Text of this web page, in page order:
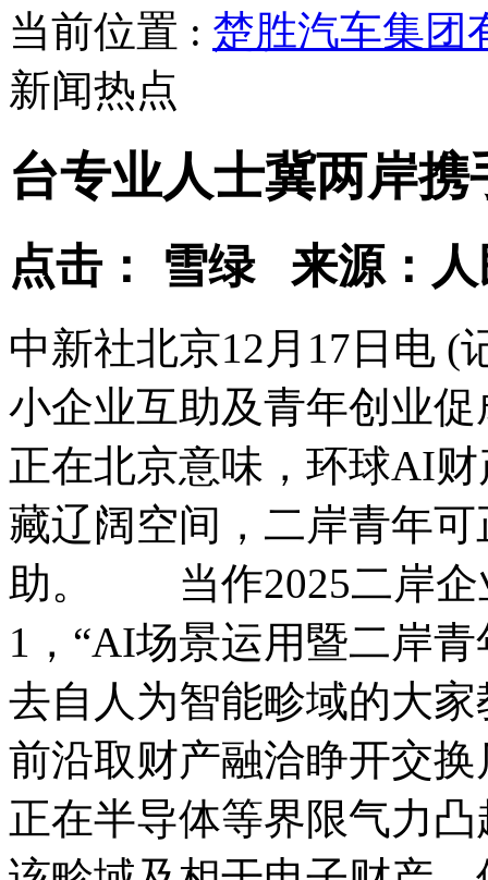
当前位置 : 楚胜汽车集团
新闻热点
台专业人士冀两岸
点击： 雪绿 来源：
中新社北京12月17日电 (
小企业互助及青年创业
正在北京意味，环球AI
藏辽阔空间，二岸青年
助。 当作2025二岸企
1，“AI场景运用暨二岸
去自人为智能畛域的大
前沿取财产融洽睁开交
正在半导体等界限气力